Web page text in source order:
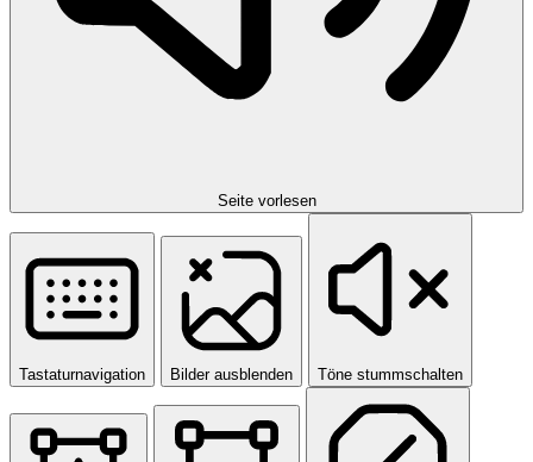
Seite vorlesen
Tastaturnavigation Bilder ausblenden Töne stummschalten